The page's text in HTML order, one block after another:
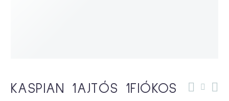
KASPIAN 1AJTÓS 1FIÓKOS